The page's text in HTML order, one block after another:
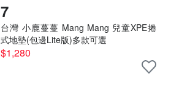
7
台灣 小鹿蔓蔓 Mang Mang 兒童XPE捲
式地墊(包邊Lite版)多款可選
$1,280